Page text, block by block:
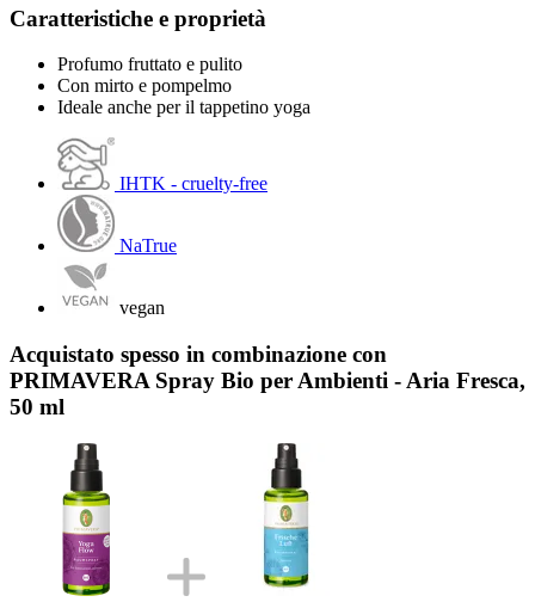
Caratteristiche e proprietà
Profumo fruttato e pulito
Con mirto e pompelmo
Ideale anche per il tappetino yoga
IHTK - cruelty-free
NaTrue
vegan
Acquistato spesso in combinazione con
PRIMAVERA Spray Bio per Ambienti - Aria Fresca,
50 ml